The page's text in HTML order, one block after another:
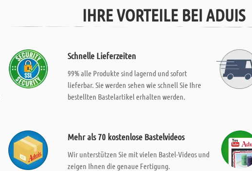
IHRE VORTEILE BEI ADUIS
Schnelle Lieferzeiten
99% alle Produkte sind lagernd und sofort
lieferbar. Sie werden sehen wie schnell Sie Ihre
bestellten Bastelartikel erhalten werden.
Mehr als 70 kostenlose Bastelvideos
Wir unterstützen Sie mit vielen Bastel-Videos und
zeigen Ihnen die genaue Fertigung.